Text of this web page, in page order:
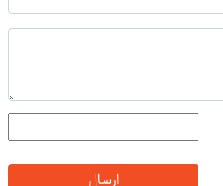
ارسال